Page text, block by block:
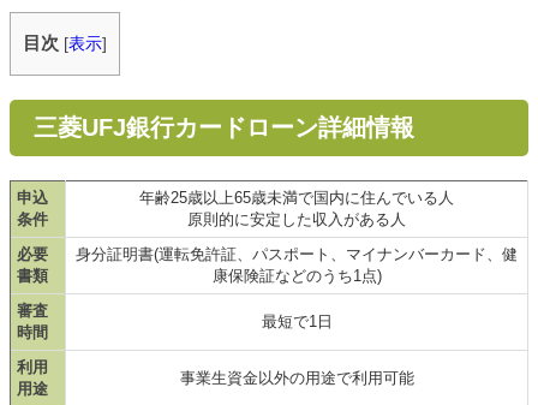
目次 [表示]
三菱UFJ銀行カードローン詳細情報
申込
条件
年齢25歳以上65歳未満で国内に住んでいる人
原則的に安定した収入がある人
必要
書類
身分証明書(運転免許証、パスポート、マイナンバーカード、健
康保険証などのうち1点)
審査
時間
最短で1日
利用
用途
事業生資金以外の用途で利用可能